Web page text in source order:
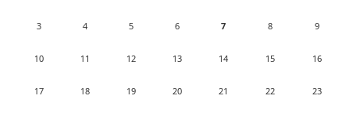
3 4 5 6 7 8 9
10 11 12 13 14 15 16
17 18 19 20 21 22 23